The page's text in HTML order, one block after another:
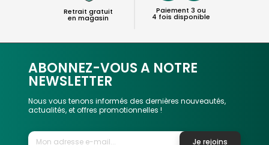
Retrait gratuit
en magasin
Paiement 3 ou
4 fois disponible
ABONNEZ-VOUS A NOTRE
NEWSLETTER
Nous vous tenons informés des dernières nouveautés,
actualités, et offres promotionnelles !
Je rejoins